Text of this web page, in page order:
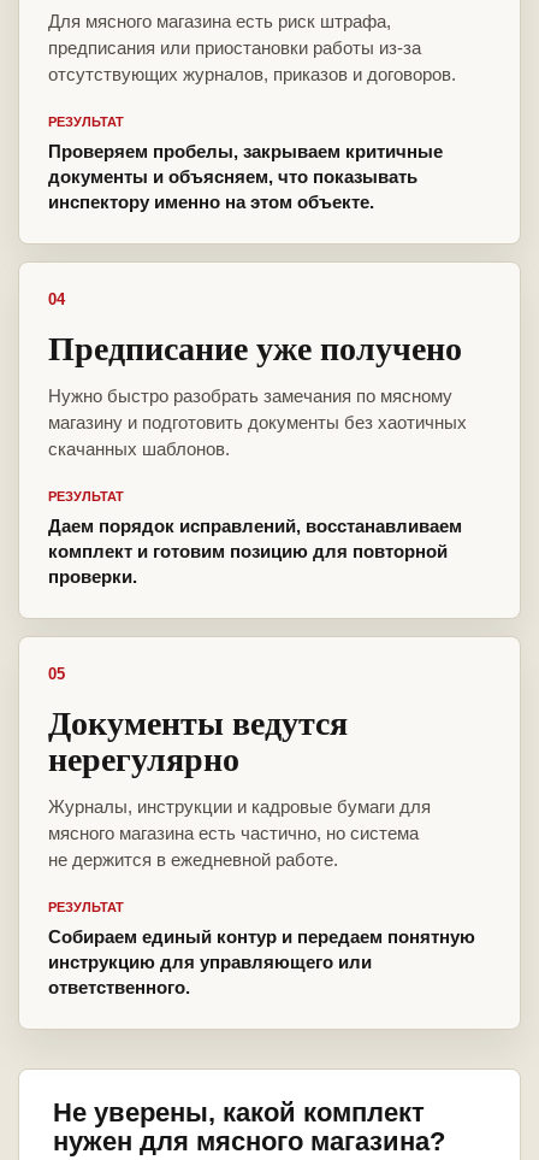
Для мясного магазина есть риск штрафа,
предписания или приостановки работы из-за
отсутствующих журналов, приказов и договоров.
РЕЗУЛЬТАТ
Проверяем пробелы, закрываем критичные
документы и объясняем, что показывать
инспектору именно на этом объекте.
04
Предписание уже получено
Нужно быстро разобрать замечания по мясному
магазину и подготовить документы без хаотичных
скачанных шаблонов.
РЕЗУЛЬТАТ
Даем порядок исправлений, восстанавливаем
комплект и готовим позицию для повторной
проверки.
05
Документы ведутся
нерегулярно
Журналы, инструкции и кадровые бумаги для
мясного магазина есть частично, но система
не держится в ежедневной работе.
РЕЗУЛЬТАТ
Собираем единый контур и передаем понятную
инструкцию для управляющего или
ответственного.
Не уверены, какой комплект
нужен для мясного магазина?